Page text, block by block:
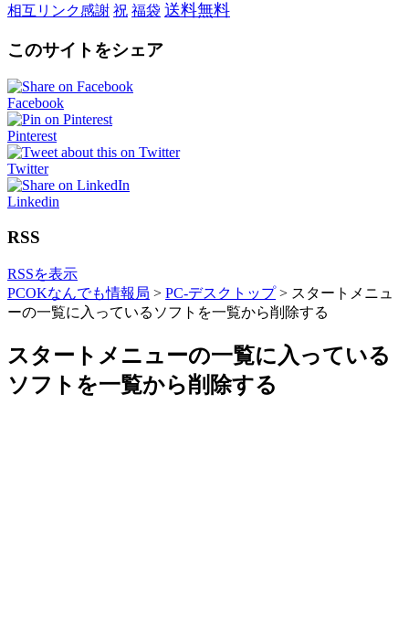
相互リンク感謝 祝 福袋 送料無料
このサイトをシェア
Facebook
Pinterest
Twitter
Linkedin
RSS
RSSを表示
PCOKなんでも情報局 > PC-デスクトップ> スタートメニュ
ーの一覧に入っているソフトを一覧から削除する
スタートメニューの一覧に入っている
ソフトを一覧から削除する